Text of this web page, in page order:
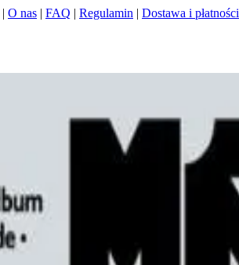
| O nas | FAQ | Regulamin | Dostawa i płatności